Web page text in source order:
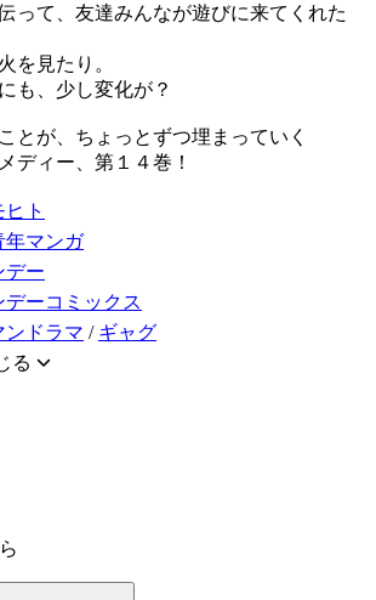
って、友達みんなが遊びに来てくれた
を見たり。
も、少し変化が？
とが、ちょっとずつ埋まっていく
ディー、第１４巻！
ト
年マンガ
デー
デーコミックス
ンドラマ / ギャグ
る